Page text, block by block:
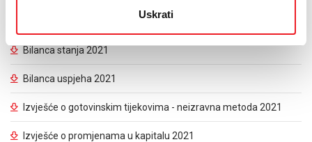
Uskrati
Godišnje izvješće o poslovanju za
2021. godinu
Bilanca stanja 2021
Bilanca uspjeha 2021
Izvješće o gotovinskim tijekovima - neizravna metoda 2021
Izvješće o promjenama u kapitalu 2021